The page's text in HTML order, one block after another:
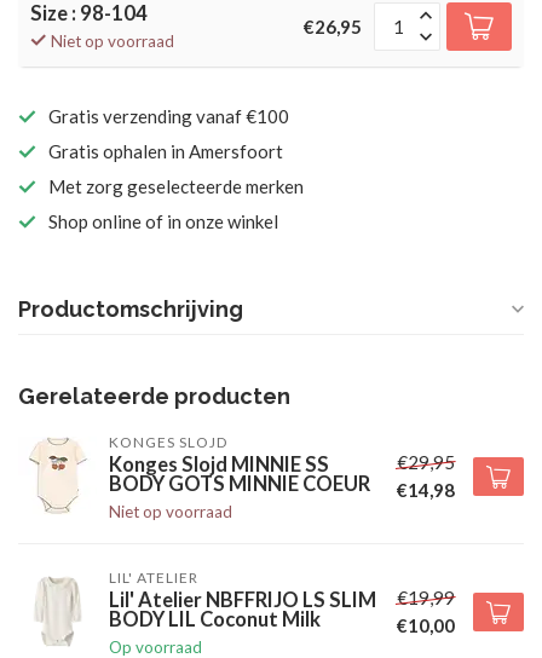
Size : 98-104
Niet op voorraad
€26,95
Gratis verzending vanaf €100
Gratis ophalen in Amersfoort
Met zorg geselecteerde merken
Shop online of in onze winkel
Productomschrijving
Gerelateerde producten
KONGES SLOJD
Konges Slojd MINNIE SS
BODY GOTS MINNIE COEUR
Niet op voorraad
€29,95
€14,98
LIL' ATELIER
Lil' Atelier NBFFRIJO LS SLIM
BODY LIL Coconut Milk
Op voorraad
€19,99
€10,00